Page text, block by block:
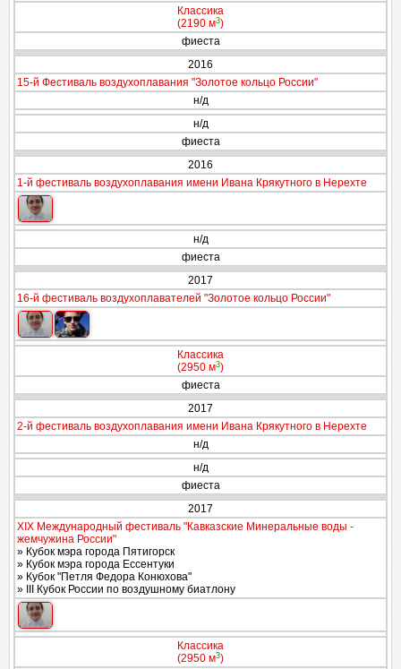
Классика
(2190 м3)
фиеста
2016
15-й Фестиваль воздухоплавания "Золотое кольцо России"
н/д
н/д
фиеста
2016
1-й фестиваль воздухоплавания имени Ивана Крякутного в Нерехте
н/д
фиеста
2017
16-й фестиваль воздухоплавателей "Золотое кольцо России"
Классика
(2950 м3)
фиеста
2017
2-й фестиваль воздухоплавания имени Ивана Крякутного в Нерехте
н/д
н/д
фиеста
2017
XIX Международный фестиваль "Кавказские Минеральные воды -
жемчужина России"
» Кубок мэра города Пятигорск
» Кубок мэра города Ессентуки
» Кубок "Петля Федора Конюхова"
» III Кубок России по воздушному биатлону
Классика
(2950 м3)